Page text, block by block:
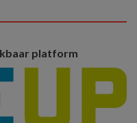
platform